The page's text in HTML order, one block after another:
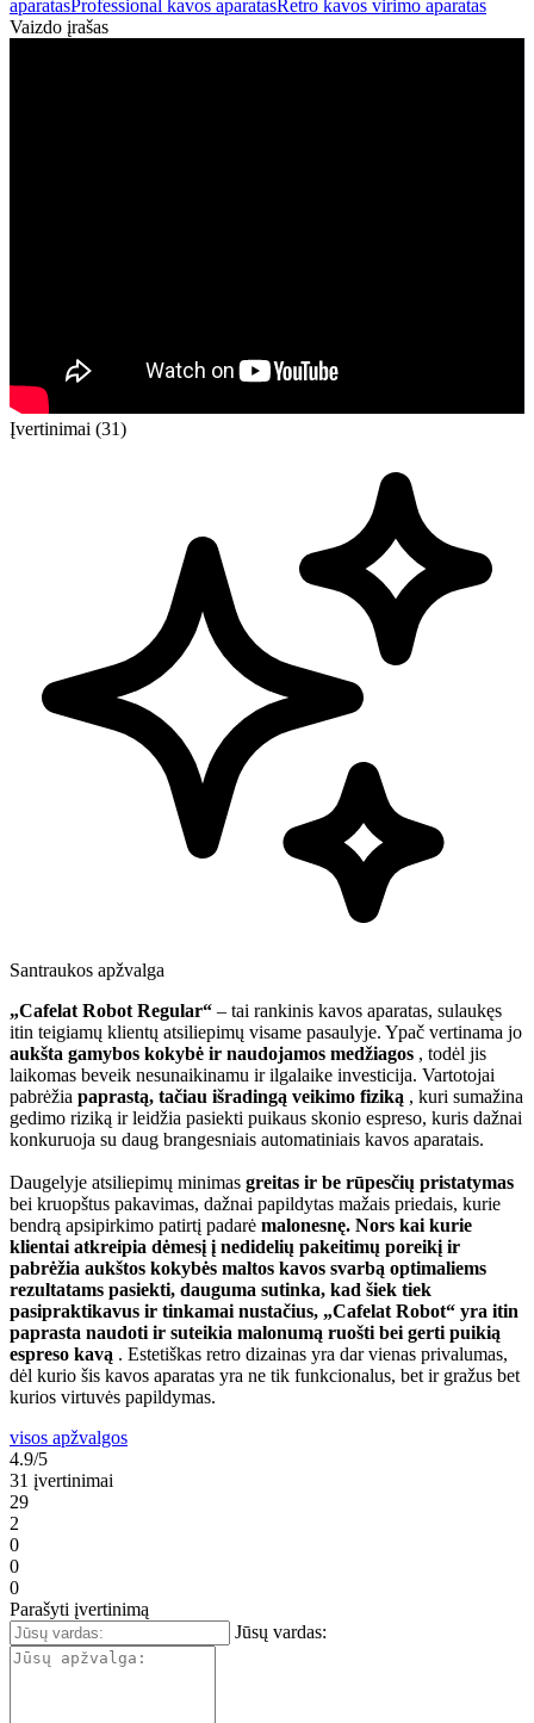
aparatasProfessional kavos aparatasRetro kavos virimo aparatas
Vaizdo įrašas
Įvertinimai (31)
Santraukos apžvalga
„Cafelat Robot Regular“ – tai rankinis kavos aparatas, sulaukęs
itin teigiamų klientų atsiliepimų visame pasaulyje. Ypač vertinama jo
aukšta gamybos kokybė ir naudojamos medžiagos , todėl jis
laikomas beveik nesunaikinamu ir ilgalaike investicija. Vartotojai
pabrėžia paprastą, tačiau išradingą veikimo fiziką , kuri sumažina
gedimo riziką ir leidžia pasiekti puikaus skonio espreso, kuris dažnai
konkuruoja su daug brangesniais automatiniais kavos aparatais.
Daugelyje atsiliepimų minimas greitas ir be rūpesčių pristatymas
bei kruopštus pakavimas, dažnai papildytas mažais priedais, kurie
bendrą apsipirkimo patirtį padarė malonesnę. Nors kai kurie
klientai atkreipia dėmesį į nedidelių pakeitimų poreikį ir
pabrėžia aukštos kokybės maltos kavos svarbą optimaliems
rezultatams pasiekti, dauguma sutinka, kad šiek tiek
pasipraktikavus ir tinkamai nustačius, „Cafelat Robot“ yra itin
paprasta naudoti ir suteikia malonumą ruošti bei gerti puikią
espreso kavą . Estetiškas retro dizainas yra dar vienas privalumas,
dėl kurio šis kavos aparatas yra ne tik funkcionalus, bet ir gražus bet
kurios virtuvės papildymas.
visos apžvalgos
4.9/5
31 įvertinimai
29
2
0
0
0
Parašyti įvertinimą
Jūsų vardas: